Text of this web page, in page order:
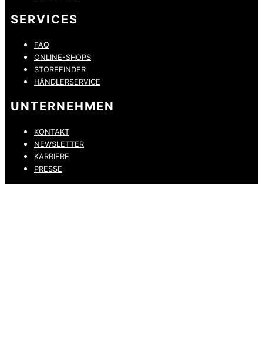
SERVICES
FAQ
ONLINE-SHOPS
STOREFINDER
HÄNDLERSERVICE
UNTERNEHMEN
KONTAKT
NEWSLETTER
KARRIERE
PRESSE